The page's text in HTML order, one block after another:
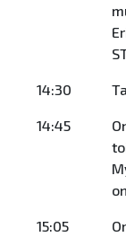
14:30
14:45
15:05